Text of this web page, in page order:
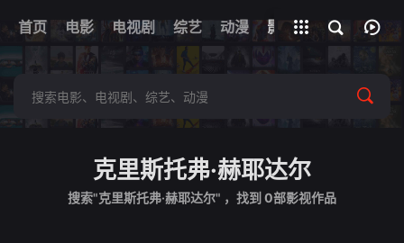
首页 电影 电视剧 综艺 动漫 影视
全部影片
克里斯托弗·赫耶达尔
搜索"克里斯托弗·赫耶达尔" ，找到 0部影视作品